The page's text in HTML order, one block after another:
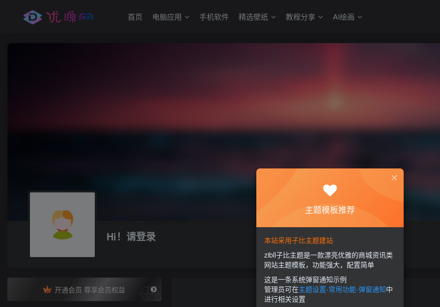
首页 电脑应用 手机软件 精选壁纸 教程分享 AI绘画
Hi！请登录
开通会员 尊享会员权益
主题模板推荐
本站采用子比主题建站
zibll子比主题是一款漂亮优雅的商城资讯类
网站主题模板，功能强大，配置简单
这是一条系统弹窗通知示例
管理员可在主题设置-常用功能-弹窗通知中
进行相关设置